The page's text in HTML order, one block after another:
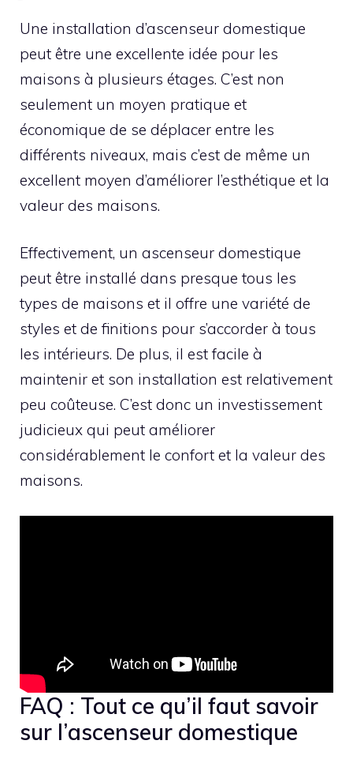
Une installation d’ascenseur domestique
peut être une excellente idée pour les
maisons à plusieurs étages. C’est non
seulement un moyen pratique et
économique de se déplacer entre les
différents niveaux, mais c’est de même un
excellent moyen d’améliorer l’esthétique et la
valeur des maisons.
Effectivement, un ascenseur domestique
peut être installé dans presque tous les
types de maisons et il offre une variété de
styles et de finitions pour s’accorder à tous
les intérieurs. De plus, il est facile à
maintenir et son installation est relativement
peu coûteuse. C’est donc un investissement
judicieux qui peut améliorer
considérablement le confort et la valeur des
maisons.
FAQ : Tout ce qu’il faut savoir
sur l’ascenseur domestique